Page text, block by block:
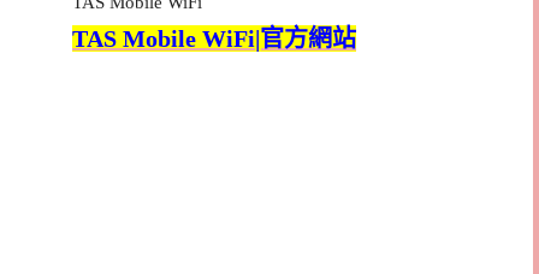
TAS Mobile WiFi|官方網站